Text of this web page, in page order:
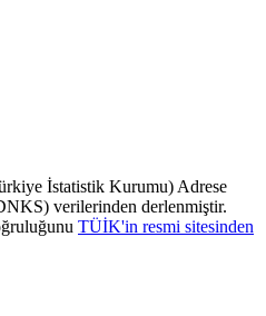
İstatistik Kurumu) Adrese
verilerinden derlenmiştir.
TÜİK'in resmi sitesinden